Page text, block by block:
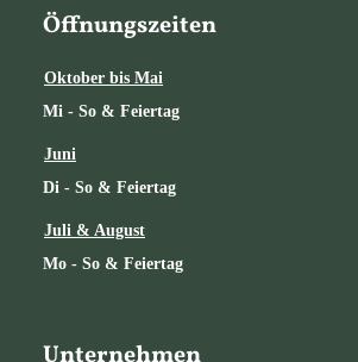
Öffnungszeiten
Oktober bis Mai
Mi - So & Feiertag
Juni
Di - So & Feiertag
Juli & August
Mo - So & Feiertag